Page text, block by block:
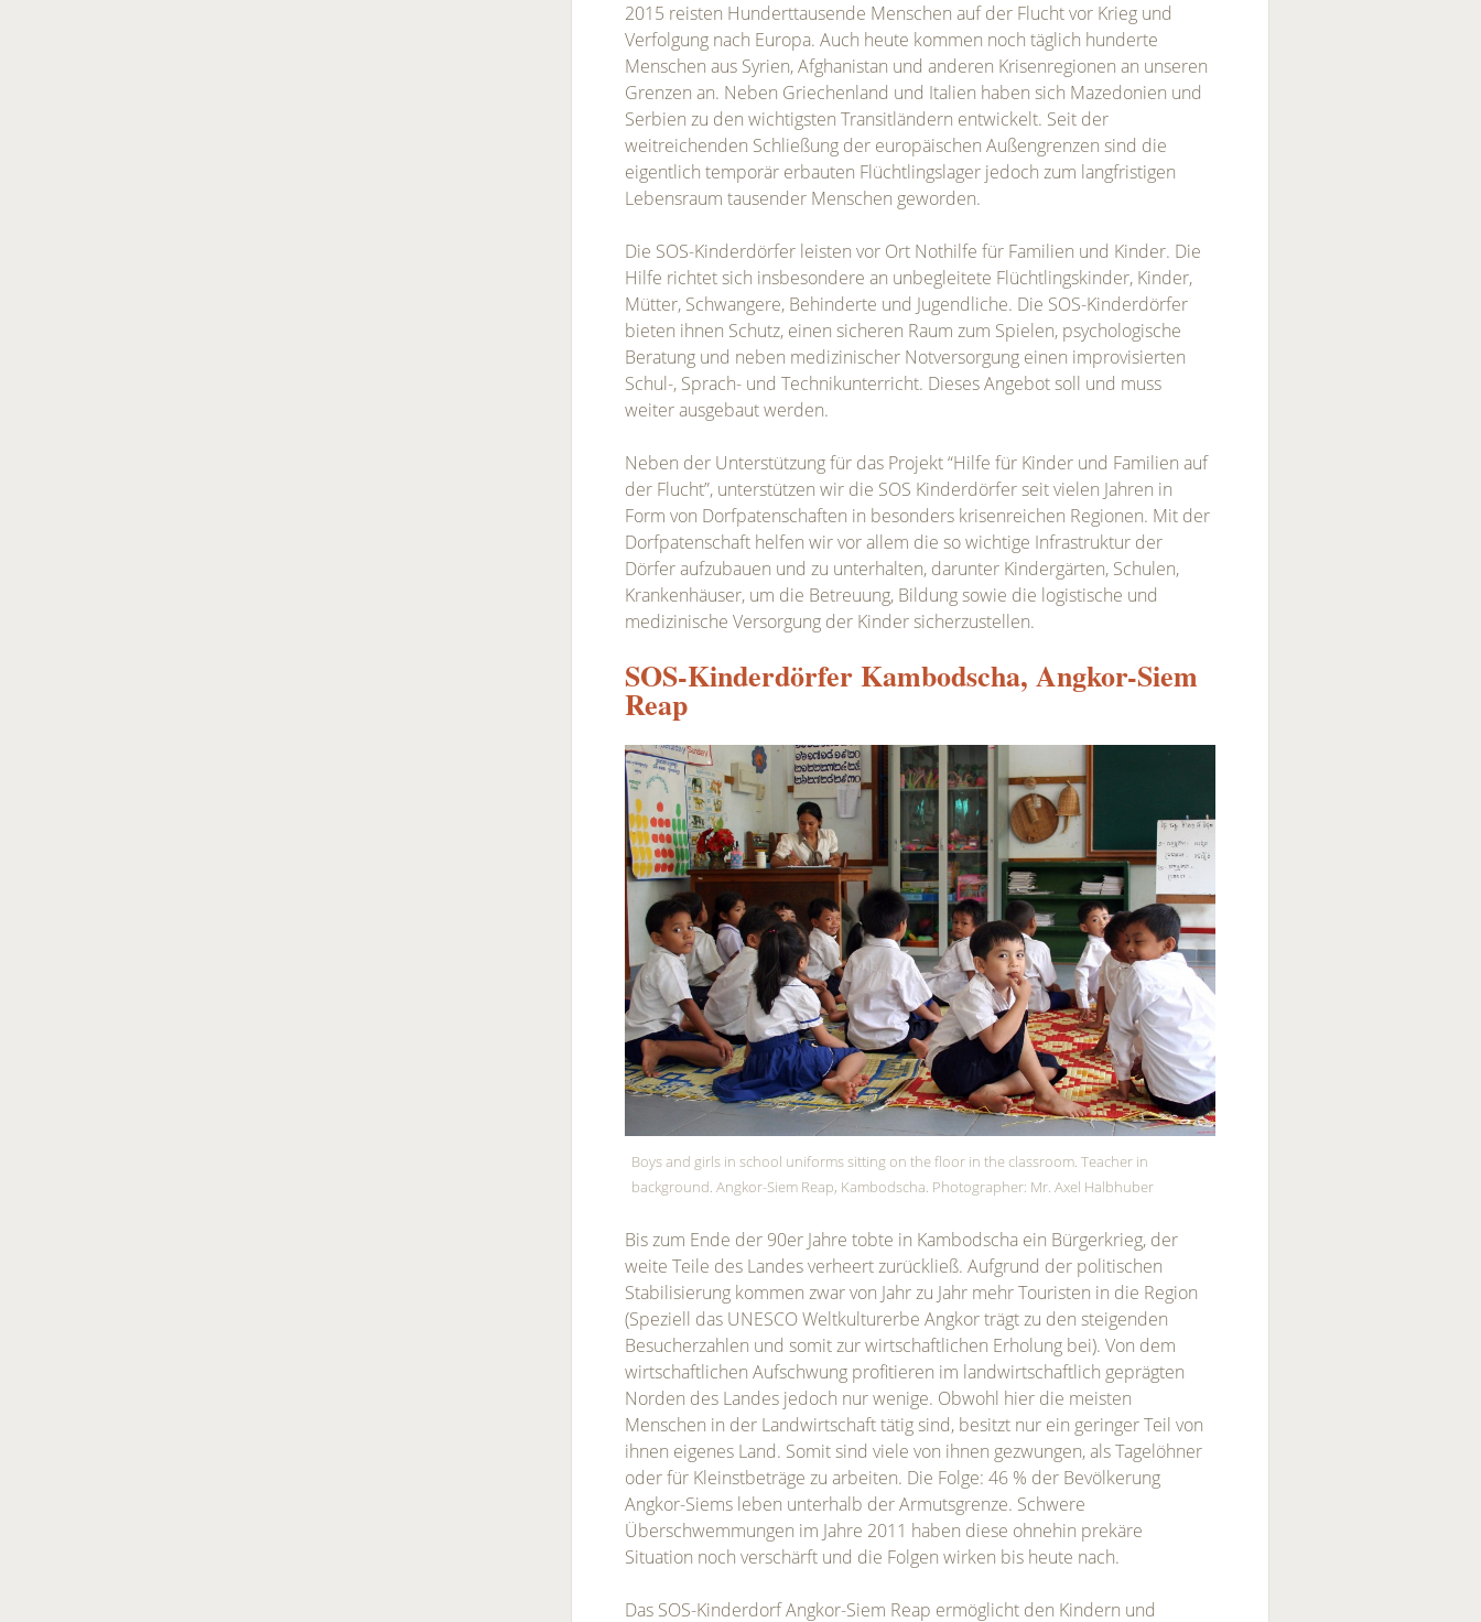
2015 reisten Hunderttausende Menschen auf der Flucht vor Krieg und
Verfolgung nach Europa. Auch heute kommen noch täglich hunderte
Menschen aus Syrien, Afghanistan und anderen Krisenregionen an unseren
Grenzen an. Neben Griechenland und Italien haben sich Mazedonien und
Serbien zu den wichtigsten Transitländern entwickelt. Seit der
weitreichenden Schließung der europäischen Außengrenzen sind die
eigentlich temporär erbauten Flüchtlingslager jedoch zum langfristigen
Lebensraum tausender Menschen geworden.
Die SOS-Kinderdörfer leisten vor Ort Nothilfe für Familien und Kinder. Die
Hilfe richtet sich insbesondere an unbegleitete Flüchtlingskinder, Kinder,
Mütter, Schwangere, Behinderte und Jugendliche. Die SOS-Kinderdörfer
bieten ihnen Schutz, einen sicheren Raum zum Spielen, psychologische
Beratung und neben medizinischer Notversorgung einen improvisierten
Schul-, Sprach- und Technikunterricht. Dieses Angebot soll und muss
weiter ausgebaut werden.
Neben der Unterstützung für das Projekt “Hilfe für Kinder und Familien auf
der Flucht”, unterstützen wir die SOS Kinderdörfer seit vielen Jahren in
Form von Dorfpatenschaften in besonders krisenreichen Regionen. Mit der
Dorfpatenschaft helfen wir vor allem die so wichtige Infrastruktur der
Dörfer aufzubauen und zu unterhalten, darunter Kindergärten, Schulen,
Krankenhäuser, um die Betreuung, Bildung sowie die logistische und
medizinische Versorgung der Kinder sicherzustellen.
SOS-Kinderdörfer Kambodscha, Angkor-Siem
Reap
Boys and girls in school uniforms sitting on the floor in the classroom. Teacher in
background. Angkor-Siem Reap, Kambodscha. Photographer: Mr. Axel Halbhuber
Bis zum Ende der 90er Jahre tobte in Kambodscha ein Bürgerkrieg, der
weite Teile des Landes verheert zurückließ. Aufgrund der politischen
Stabilisierung kommen zwar von Jahr zu Jahr mehr Touristen in die Region
(Speziell das UNESCO Weltkulturerbe Angkor trägt zu den steigenden
Besucherzahlen und somit zur wirtschaftlichen Erholung bei). Von dem
wirtschaftlichen Aufschwung profitieren im landwirtschaftlich geprägten
Norden des Landes jedoch nur wenige. Obwohl hier die meisten
Menschen in der Landwirtschaft tätig sind, besitzt nur ein geringer Teil von
ihnen eigenes Land. Somit sind viele von ihnen gezwungen, als Tagelöhner
oder für Kleinstbeträge zu arbeiten. Die Folge: 46 % der Bevölkerung
Angkor-Siems leben unterhalb der Armutsgrenze. Schwere
Überschwemmungen im Jahre 2011 haben diese ohnehin prekäre
Situation noch verschärft und die Folgen wirken bis heute nach.
Das SOS-Kinderdorf Angkor-Siem Reap ermöglicht den Kindern und